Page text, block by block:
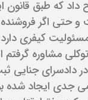
داد که طبق قانون
حتی اگر
کیفری دارد
مشاوره گرفتم
در دادسرای
ایجاد شده